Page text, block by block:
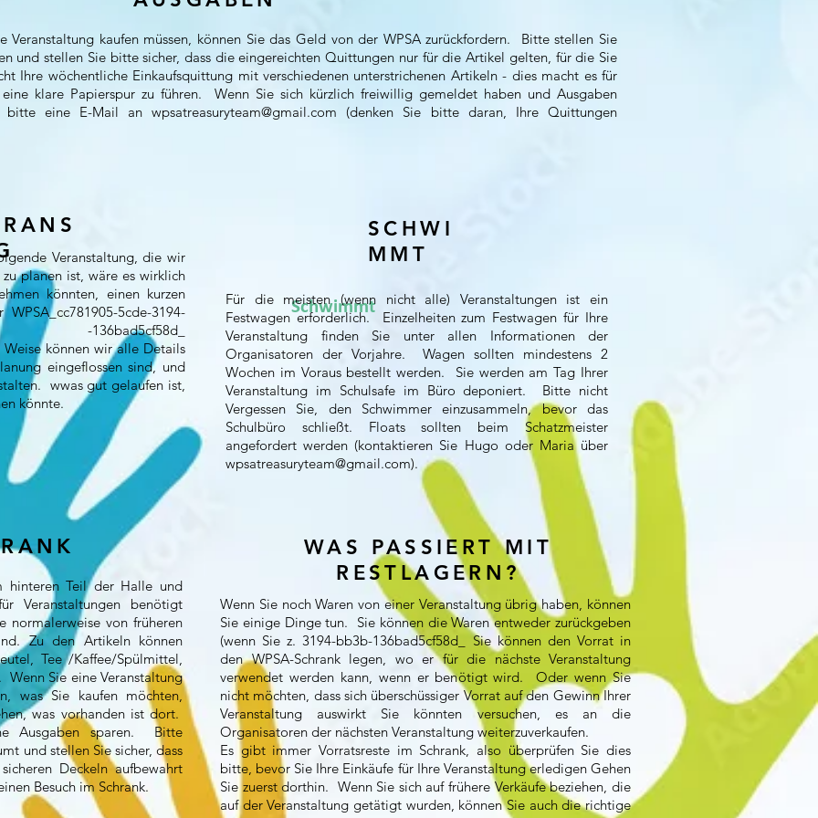
Veranstaltung kaufen müssen, können Sie das Geld von der WPSA zurückfordern. Bitte stellen Sie
und stellen Sie bitte sicher, dass die eingereichten Quittungen nur für die Artikel gelten, für die Sie
Ihre wöchentliche Einkaufsquittung mit verschiedenen unterstrichenen Artikeln - dies macht es für
klare Papierspur zu führen. Wenn Sie sich kürzlich freiwillig gemeldet haben und Ausgaben
bitte eine E-Mail anwpsatreasuryteam@gmail.com (denken Sie bitte daran, Ihre Quittungen
Veranstaltung, die wir
planen ist, wäre es wirklich
könnten, einen kurzen
5cde-3194-
-136bad5cf58d_
können wir alle Details
eingeflossen sind, und
wwas gut gelaufen ist,
könnte.
Schwimmt
SCHWI
MMT
Für die meisten (wenn nicht alle) Veranstaltungen ist ein
Festwagen erforderlich. Einzelheiten zum Festwagen für Ihre
Veranstaltung finden Sie unter allen Informationen der
Organisatoren der Vorjahre. Wagen sollten mindestens 2
Wochen im Voraus bestellt werden. Sie werden am Tag Ihrer
Veranstaltung im Schulsafe im Büro deponiert. Bitte nicht
Vergessen Sie, den Schwimmer einzusammeln, bevor das
Schulbüro schließt. Floats sollten beim Schatzmeister
angefordert werden (kontaktieren Sie Hugo oder Maria über
wpsatreasuryteam@gmail.com).
hinteren Teil der Halle und
Veranstaltungen benötigt
von früheren
Zu den Artikeln können
Tee /Kaffee/Spülmittel,
Wenn Sie eine Veranstaltung
was Sie kaufen möchten,
was vorhanden ist dort.
Ausgaben sparen. Bitte
und stellen Sie sicher, dass
Deckeln aufbewahrt
Besuch im Schrank.
WAS PASSIERT MIT
RESTLAGERN?
Wenn Sie noch Waren von einer Veranstaltung übrig haben, können
Sie einige Dinge tun. Sie können die Waren entweder zurückgeben
(wenn Sie z. 3194-bb3b-136bad5cf58d_ Sie können den Vorrat in
den WPSA-Schrank legen, wo er für die nächste Veranstaltung
verwendet werden kann, wenn er benötigt wird. Oder wenn Sie
nicht möchten, dass sich überschüssiger Vorrat auf den Gewinn Ihrer
Veranstaltung auswirkt Sie könnten versuchen, es an die
Organisatoren der nächsten Veranstaltung weiterzuverkaufen.
Es gibt immer Vorratsreste im Schrank, also überprüfen Sie dies
bitte, bevor Sie Ihre Einkäufe für Ihre Veranstaltung erledigen Gehen
Sie zuerst dorthin. Wenn Sie sich auf frühere Verkäufe beziehen, die
auf der Veranstaltung getätigt wurden, können Sie auch die richtige